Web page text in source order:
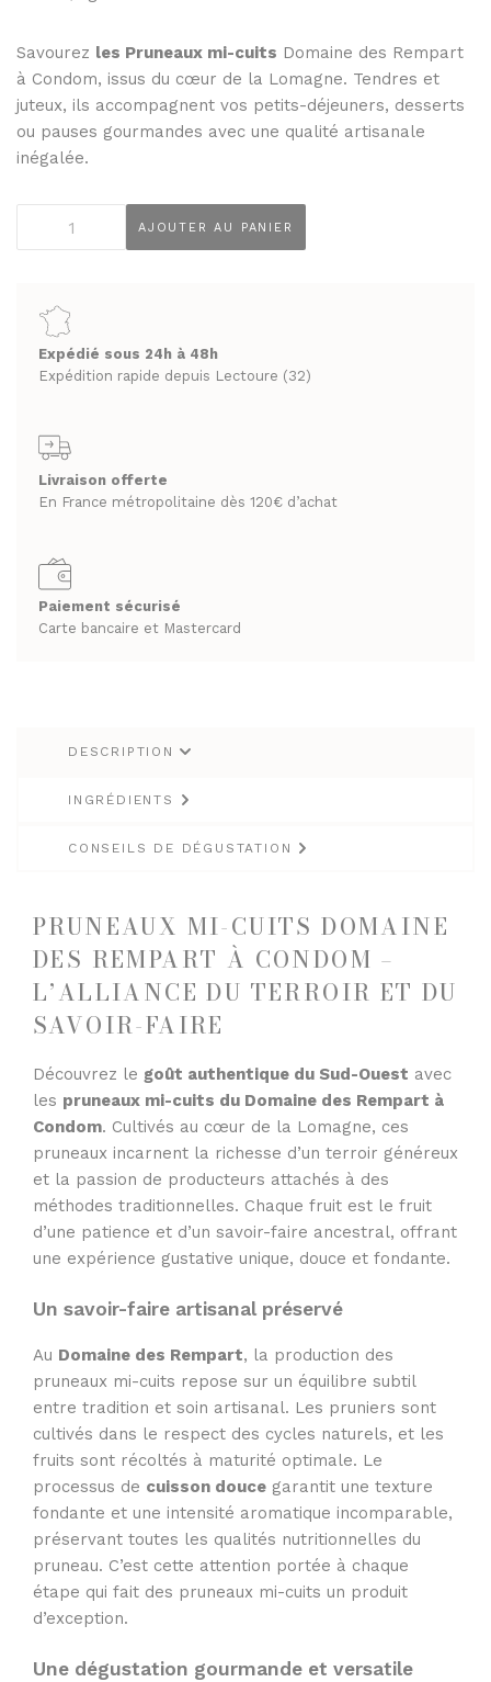
MIELS
PRUNEAUX
THÉS ET INFUSIONS
ENTRE 20€ ET 50€
FROMAGERIE
À commander et retirer en boutique
LA CAVE
APÉRITIFS
ARMAGNACS
CHAMPAGNES
RHUMS ET GINS
VINS BLANCS SECS
LES BIÈRES ET CIDRES
PANIERS GOURMANDS
ENTRE 20€ ET 50€
PLUS DE 50€
FROMAGERIE
À commander et retirer en boutique
LA CAVE
APÉRITIFS
ARMAGNACS
CHAMPAGNES
RHUMS ET GINS
LES VINS
VINS ROUGES
Savourez les Pruneaux mi-cuits Domaine des Rempart
à Condom, issus du cœur de la Lomagne. Tendres et
juteux, ils accompagnent vos petits-déjeuners, desserts
ou pauses gourmandes avec une qualité artisanale
inégalée.
mi-
cuits
Domaine
500g
AJOUTER AU PANIER
Expédié sous 24h à 48h
Expédition rapide depuis Lectoure (32)
Livraison offerte
En France métropolitaine dès 120€ d’achat
Paiement sécurisé
Carte bancaire et Mastercard
DESCRIPTION
INGRÉDIENTS
CONSEILS DE DÉGUSTATION
PRUNEAUX MI-CUITS DOMAINE
DES REMPART À CONDOM –
L’ALLIANCE DU TERROIR ET DU
SAVOIR-FAIRE
Découvrez le goût authentique du Sud-Ouest avec
les pruneaux mi-cuits du Domaine des Rempart à
Condom. Cultivés au cœur de la Lomagne, ces
pruneaux incarnent la richesse d’un terroir généreux
et la passion de producteurs attachés à des
méthodes traditionnelles. Chaque fruit est le fruit
d’une patience et d’un savoir-faire ancestral, offrant
une expérience gustative unique, douce et fondante.
Un savoir-faire artisanal préservé
Au Domaine des Rempart, la production des
pruneaux mi-cuits repose sur un équilibre subtil
entre tradition et soin artisanal. Les pruniers sont
cultivés dans le respect des cycles naturels, et les
fruits sont récoltés à maturité optimale. Le
processus de cuisson douce garantit une texture
fondante et une intensité aromatique incomparable,
préservant toutes les qualités nutritionnelles du
pruneau. C’est cette attention portée à chaque
étape qui fait des pruneaux mi-cuits un produit
d’exception.
Une dégustation gourmande et versatile